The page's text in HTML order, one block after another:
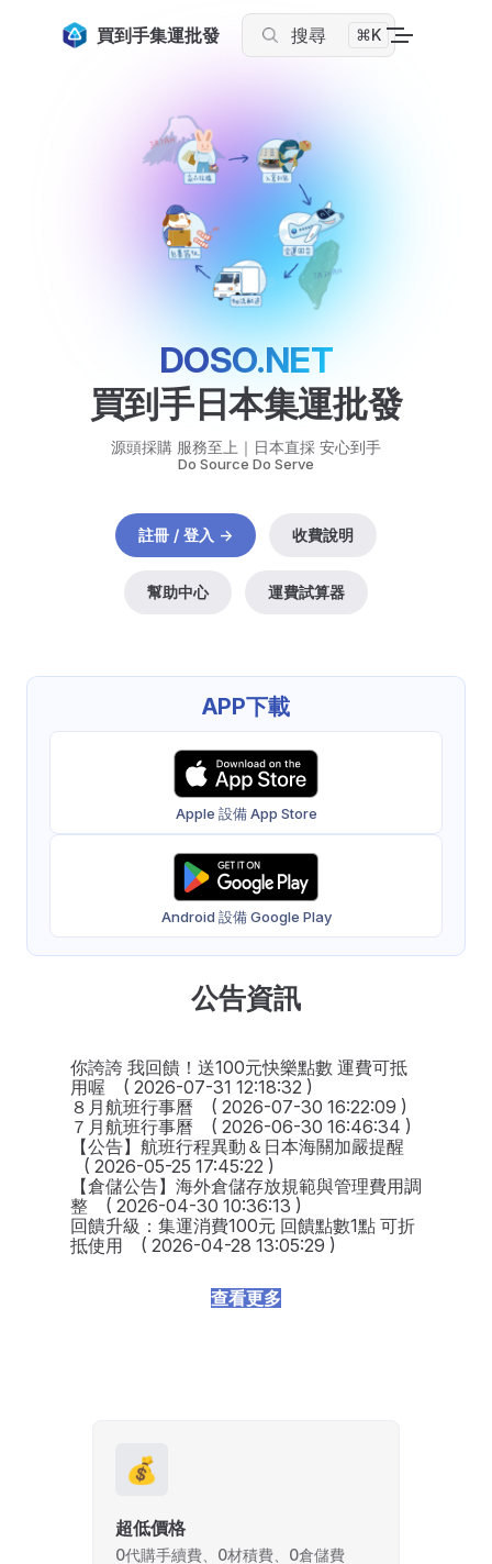
Skip to content買到手集運批發 搜尋 ⌘K
DOSO.NET
買到手日本集運批發
源頭採購 服務至上｜日本直採 安心到手
註冊 / 登入 -> 收費說明
幫助中心 運費試算器
APP下載
Apple 設備 App Store
Android 設備 Google Play
公告資訊
你誇誇 我回饋！送100元快樂點數 運費可抵
用喔
( 2026-07-31 12:18:32 )
８月航班行事曆
( 2026-07-30 16:22:09 )
７月航班行事曆
( 2026-06-30 16:46:34 )
【公告】航班行程異動＆日本海關加嚴提醒
( 2026-05-25 17:45:22 )
【倉儲公告】海外倉儲存放規範與管理費用調
整
( 2026-04-30 10:36:13 )
回饋升級：集運消費100元 回饋點數1點 可折
抵使用
( 2026-04-28 13:05:29 )
查看更多
💰
超低價格
0代購手續費、0材積費、0倉儲費